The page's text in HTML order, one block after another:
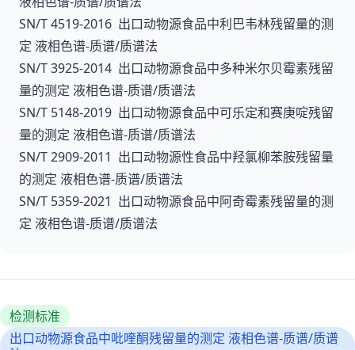
SN/T 4519-2016 出口动物源食品中利巴韦林残留量的测
定 液相色谱-质谱/质谱法
SN/T 3925-2014 出口动物源食品中多种米尔贝霉素残留
量的测定 液相色谱-质谱/质谱法
SN/T 5148-2019 出口动物源食品中可乐定和赛庚啶残留
量的测定 液相色谱-质谱/质谱法
SN/T 2909-2011 出口动物源性食品中羟氯柳苯胺残留量
的测定 液相色谱-质谱/质谱法
SN/T 5359-2021 出口动物源食品中阿奇霉素残留量的测
定 液相色谱-质谱/质谱法
检测标准
出口动物源食品中吡喹酮残留量的测定 液相色谱-质谱/质谱